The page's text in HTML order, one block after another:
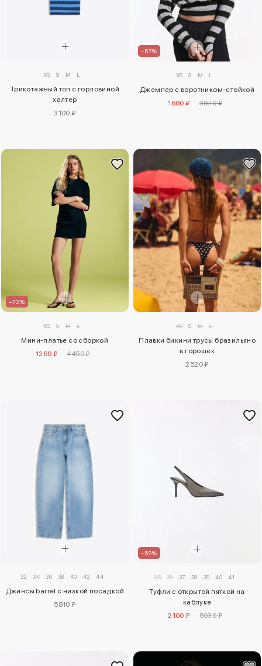
XS S M L
Трикотажный топ с горловиной
халтер
3100 ₽
–57%
XS S M L
Джемпер с воротником-стойкой
1680 ₽
3870 ₽
–72%
XS S M L
Мини-платье со сборкой
1260 ₽
4450 ₽
XS S M L
Плавки бикини трусы бразильяно
в горошек
2520 ₽
32 34 36 38 40 42 44
Джинсы barrel с низкой посадкой
5810 ₽
–59%
35 36 37 38 39 40 41
Туфли с открытой пяткой на
каблуке
2100 ₽
5030 ₽